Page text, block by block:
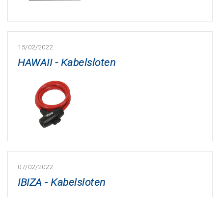
15/02/2022
HAWAII - Kabelsloten
07/02/2022
IBIZA - Kabelsloten